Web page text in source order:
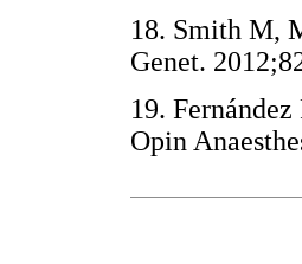
18. Smith M,
Genet.
19.
Opin